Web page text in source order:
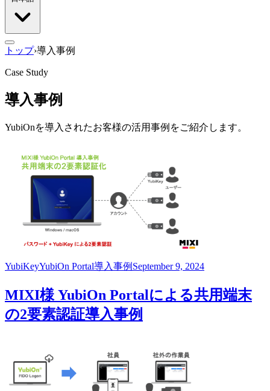
トップ›導入事例
Case Study
導入事例
YubiOnを導入されたお客様の活用事例をご紹介します。
YubiKeyYubiOn Portal導入事例 September 9, 2024
MIXI様 YubiOn Portalによる共用端末
の2要素認証導入事例